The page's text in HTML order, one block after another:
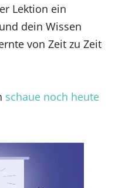
Lektion ein
dein Wissen
von Zeit zu Zeit
schaue noch heute